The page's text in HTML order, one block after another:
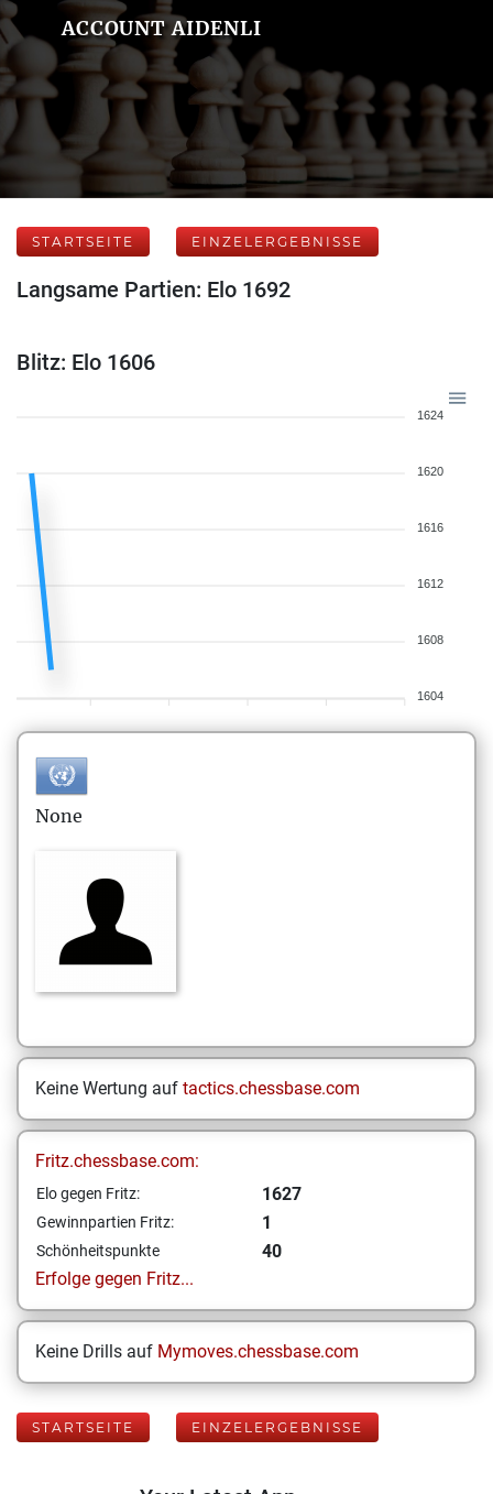
ACCOUNT AIDENLI
STARTSEITE EINZELERGEBNISSE
Langsame Partien: Elo 1692
Blitz: Elo 1606
1624
1620
1616
1612
1608
1604
None
Keine Wertung auf tactics.chessbase.com
Fritz.chessbase.com:
Elo gegen Fritz: 1627
Gewinnpartien Fritz: 1
Schönheitspunkte
40
Erfolge gegen Fritz...
Keine Drills auf Mymoves.chessbase.com
STARTSEITE EINZELERGEBNISSE